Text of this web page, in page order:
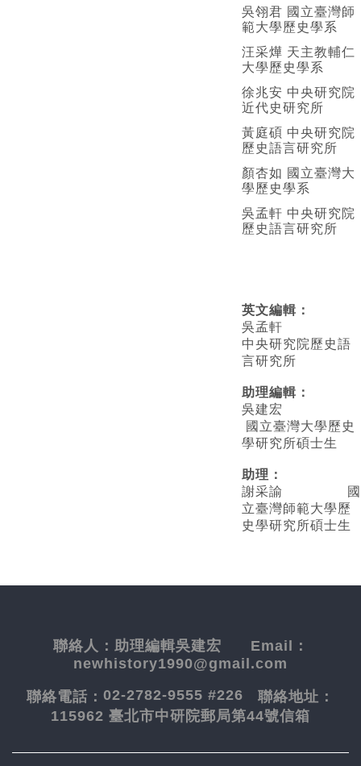
吳翎君 國立臺灣師
範大學歷史學系
汪采燁 天主教輔仁
大學歷史學系
徐兆安 中央研究院
近代史研究所
黃庭碩 中央研究院
歷史語言研究所
顏杏如 國立臺灣大
學歷史學系
吳孟軒 中央研究院
歷史語言研究所
英文編輯 ：
吳孟軒
中央研究院歷史語
言研究所
助理編輯：
吳建宏
國立臺灣大學歷史
學研究所碩士生
助理：
謝采諭
國
立臺灣師範大學歷
史學研究所碩士生
聯絡人： 助理編輯吳建宏 Email：
newhistory1990@gmail.com
聯絡電話： 02-2782-9555 #226 聯絡地址：
115962 臺北市中研院郵局第44號信箱